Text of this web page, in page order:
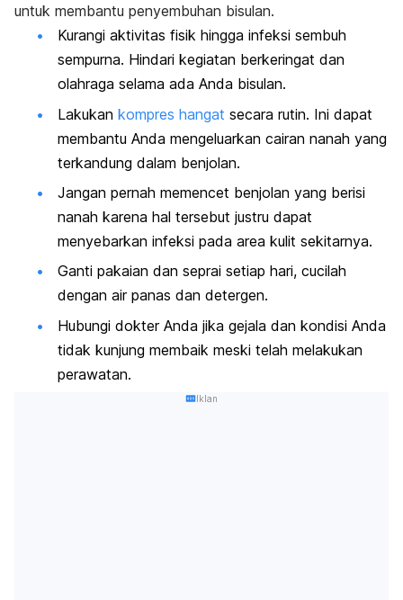
untuk membantu penyembuhan bisulan.
Kurangi aktivitas fisik hingga infeksi sembuh
sempurna. Hindari kegiatan berkeringat dan
olahraga selama ada Anda bisulan.
Lakukan kompres hangat secara rutin. Ini dapat
membantu Anda mengeluarkan cairan nanah yang
terkandung dalam benjolan.
Jangan pernah memencet benjolan yang berisi
nanah karena hal tersebut justru dapat
menyebarkan infeksi pada area kulit sekitarnya.
Ganti pakaian dan seprai setiap hari, cucilah
dengan air panas dan detergen.
Hubungi dokter Anda jika gejala dan kondisi Anda
tidak kunjung membaik meski telah melakukan
perawatan.
Iklan